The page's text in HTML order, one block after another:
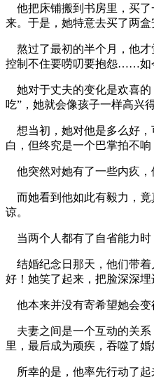
他把床铺搬到书房里，买了
来。于是，她特意去买了两
熬过了最初的半个月，他才
控制不住要唠叨要抱怨……如
她对于丈夫的变化是欢喜的
吃”，她就会像孩子一样高兴
想当初，她对他是多么好，
白，但终究是一个巴掌拍不
他突然对她有了一些内疚，
而她看到他如此有毅力，竟
谅。
当两个人都有了自省能力时
结婚纪念日那天，他们带着
好！她笑了起来，把脸深深埋
他本来并没有寄希望她会变
夫妻之间是一个互动的关系
里，最后成为顽疾，吞噬了婚
所幸的是，他率先行动了起